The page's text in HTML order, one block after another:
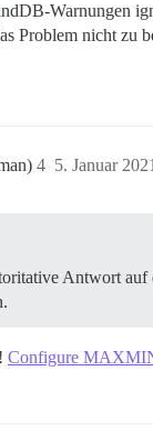
Warnungen
Problem nicht zu
5. Januar
4
Antwort auf
Configure